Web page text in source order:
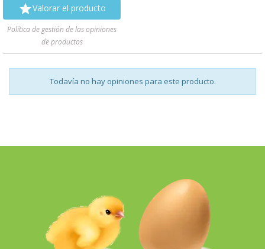
Valorar el producto
Política de gestión de las opiniones
de productos
Todavía no hay opiniones para este producto.